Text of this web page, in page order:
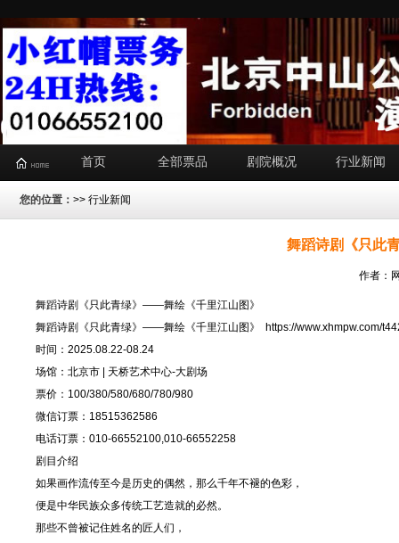
首页 全部票品 剧院概况 行业新闻
您的位置： >> 行业新闻
舞蹈诗剧《只此
作者：
舞蹈诗剧《只此青绿》——舞绘《千里江山图》
舞蹈诗剧《只此青绿》——舞绘《千里江山图》 https://www.xhmpw.com/
时间：2025.08.22-08.24
场馆：北京市 | 天桥艺术中心-大剧场
票价：100/380/580/680/780/980
微信订票：18515362586
电话订票：010-66552100,010-66552258
剧目介绍
如果画作流传至今是历史的偶然，那么千年不褪的色彩，
便是中华民族众多传统工艺造就的必然。
那些不曾被记住姓名的匠人们，